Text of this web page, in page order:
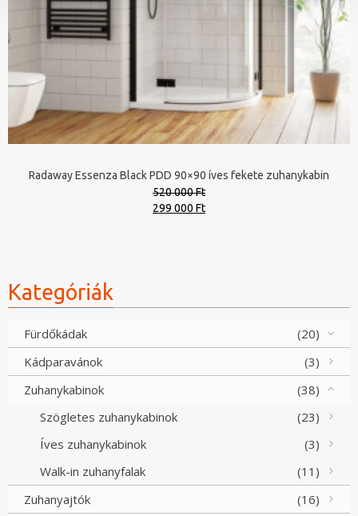
Radaway Essenza Black PDD 90×90 íves fekete zuhanykabin
520 000 Ft
Original
299 000 FtCurrent
Kategóriák
Fürdőkádak
(20)
Kádparavánok
(3)
Zuhanykabinok
(38)
Szögletes zuhanykabinok
(23)
Íves zuhanykabinok
(3)
Walk-in zuhanyfalak
(11)
Zuhanyajtók
(16)